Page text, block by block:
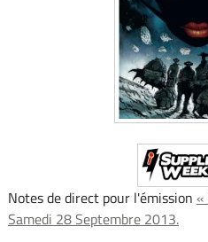
Notes de direct pour l'émission «
Samedi 28 Septembre 2013.